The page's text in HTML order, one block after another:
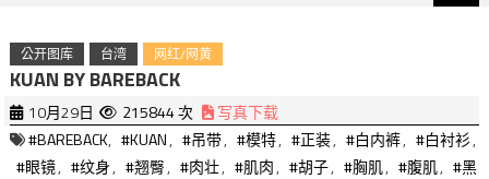
公开图库 台湾 网红/网黄
KUAN BY BAREBACK
10月29日 215844 次
写真下载
#BAREBACK, #KUAN, #吊带, #模特, #正装, #白内裤, #白衬衫,
#眼镜, #纹身, #翘臀, #肉壮, #肌肉, #胡子, #胸肌, #腹肌, #黑